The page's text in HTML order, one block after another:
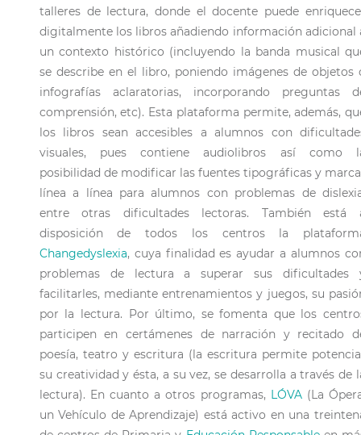
talleres de lectura, donde el docente puede
digitalmente los libros añadiendo información adicional
un contexto histórico (incluyendo la banda musical
se describe en el libro, poniendo imágenes de objetos
infografías aclaratorias, incorporando preguntas
comprensión, etc). Esta plataforma permite, además,
los libros sean accesibles a alumnos con
visuales, pues contiene audiolibros así como
posibilidad de modificar las fuentes tipográficas y
línea a línea para alumnos con problemas de
entre otras dificultades lectoras. También está
disposición de todos los centros la
Changedyslexia, cuya finalidad es ayudar a alumnos
problemas de lectura a superar sus dificultades
facilitarles, mediante entrenamientos y juegos, su
por la lectura. Por último, se fomenta que los
participen en certámenes de narración y recitado
poesía, teatro y escritura (la escritura permite
su creatividad y ésta, a su vez, se desarrolla a través de
lectura). En cuanto a otros programas, LÓVA(La
un Vehículo de Aprendizaje) está activo en una